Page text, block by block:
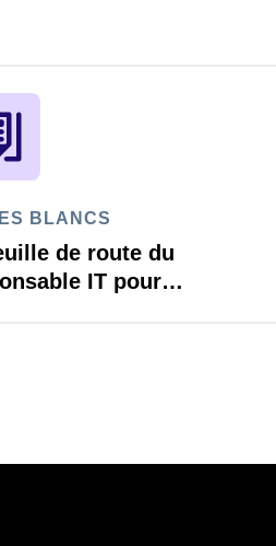
BLANCS
de route du
IT pour